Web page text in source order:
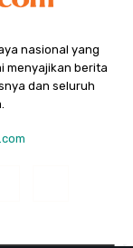
nasional yang
menyajikan berita
dan seluruh